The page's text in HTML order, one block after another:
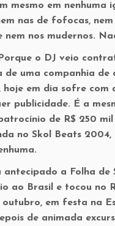
mesmo em nenhuma
nas de fofocas, nem
nos mudernos.
o DJ veio
uma companhia de
hoje em dia sofre com
publicidade. É a
de R$ 250
no Skol Beats 2004,
antecipado a Folha de
ao Brasil e tocou no
outubro, em festa na
de animada